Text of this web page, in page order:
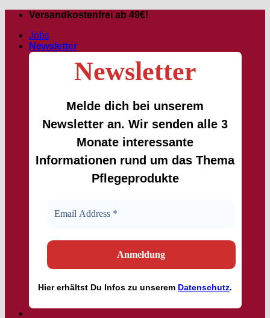
Passer
contenu
Versandkostenfrei ab 49€!
Jobs
Newsletter
Newsletter
Melde dich bei unserem
Newsletter an. Wir senden alle 3
Monate interessante
Informationen rund um das Thema
Pflegeprodukte
Hiererhältst Du Infos zu unserem Datenschutz.